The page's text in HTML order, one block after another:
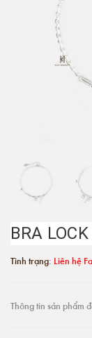
BRA
Tình trạng: Liên hệ
Thông tin sản phẩm